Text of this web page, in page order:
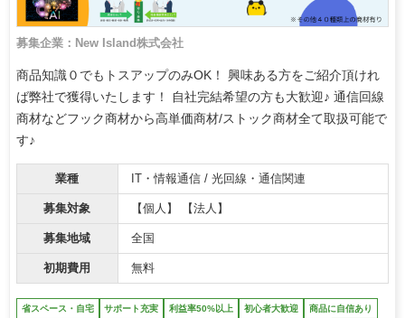
募集企業：New Island株式会社
商品知識０でもトスアップのみOK！ 興味ある方をご紹介頂けれ
ば弊社で獲得いたします！ 自社完結希望の方も大歓迎♪ 通信回線
商材などフック商材から高単価商材/ストック商材全て取扱可能で
す♪
業種 IT・情報通信 / 光回線・通信関連
募集対象 【個人】 【法人】
募集地域 全国
初期費用 無料
省スペース・自宅 サポート充実 利益率50%以上 初心者大歓迎 商品に自信あり